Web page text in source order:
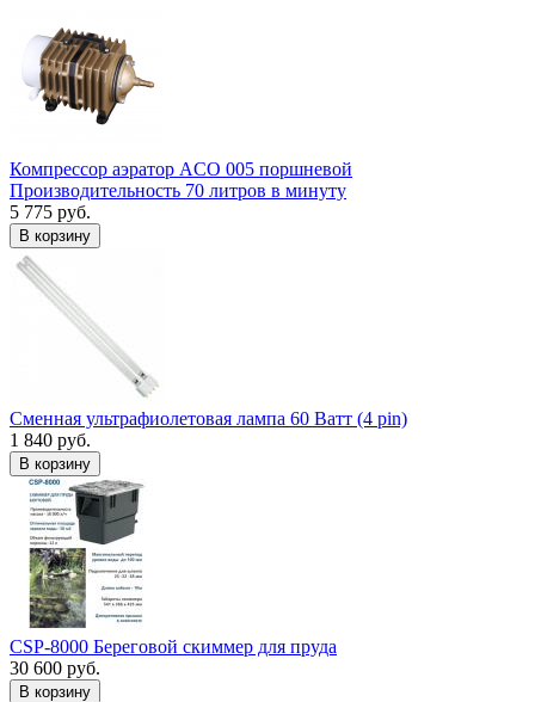
Компрессор аэратор ACO 005 поршневой
Производительность 70 литров в минуту
5 775 руб.
В корзину
Сменная ультрафиолетовая лампа 60 Ватт (4 pin)
1 840 руб.
В корзину
CSP-8000 Береговой скиммер для пруда
30 600 руб.
В корзину